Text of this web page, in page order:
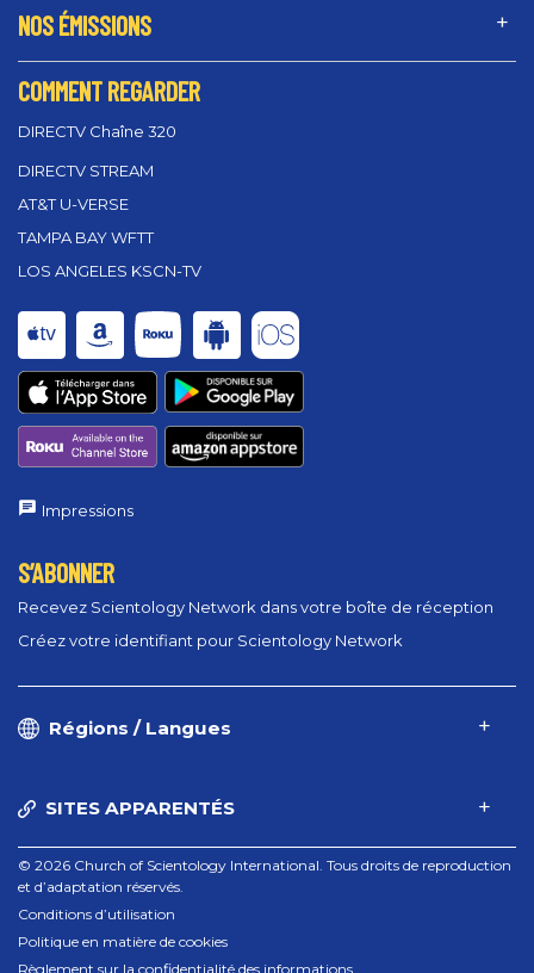
NOS ÉMISSIONS
COMMENT REGARDER
DIRECTV Chaîne 320
DIRECTV STREAM
AT&T U-VERSE
TAMPA BAY WFTT
LOS ANGELES KSCN-TV
Impressions
S’ABONNER
Recevez Scientology Network dans votre boîte de réception
Créez votre identifiant pour Scientology Network
Régions / Langues
SITES APPARENTÉS
© 2026 Church of Scientology International. Tous droits de reproduction
et d’adaptation réservés.
Conditions d’utilisation
Politique en matière de cookies
Règlement sur la confidentialité des informations